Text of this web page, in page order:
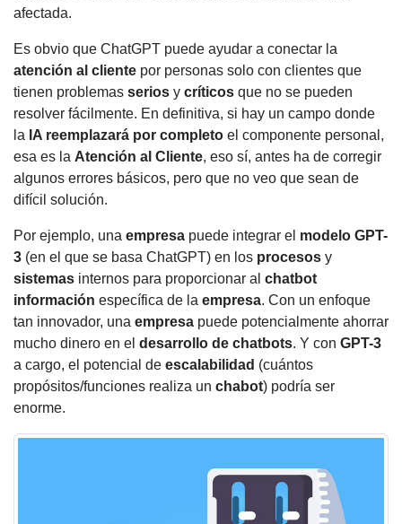
afectada.
Es obvio que ChatGPT puede ayudar a conectar la
atención al cliente por personas solo con clientes que
tienen problemas serios y críticos que no se pueden
resolver fácilmente. En definitiva, si hay un campo donde
la IA reemplazará por completo el componente personal,
esa es la Atención al Cliente, eso sí, antes ha de corregir
algunos errores básicos, pero que no veo que sean de
difícil solución.
Por ejemplo, una empresa puede integrar el modelo GPT-
3 (en el que se basa ChatGPT) en los procesos y
sistemas internos para proporcionar al chatbot
información específica de la empresa. Con un enfoque
tan innovador, una empresa puede potencialmente ahorrar
mucho dinero en el desarrollo de chatbots. Y con GPT-3
a cargo, el potencial de escalabilidad (cuántos
propósitos/funciones realiza un chabot) podría ser
enorme.